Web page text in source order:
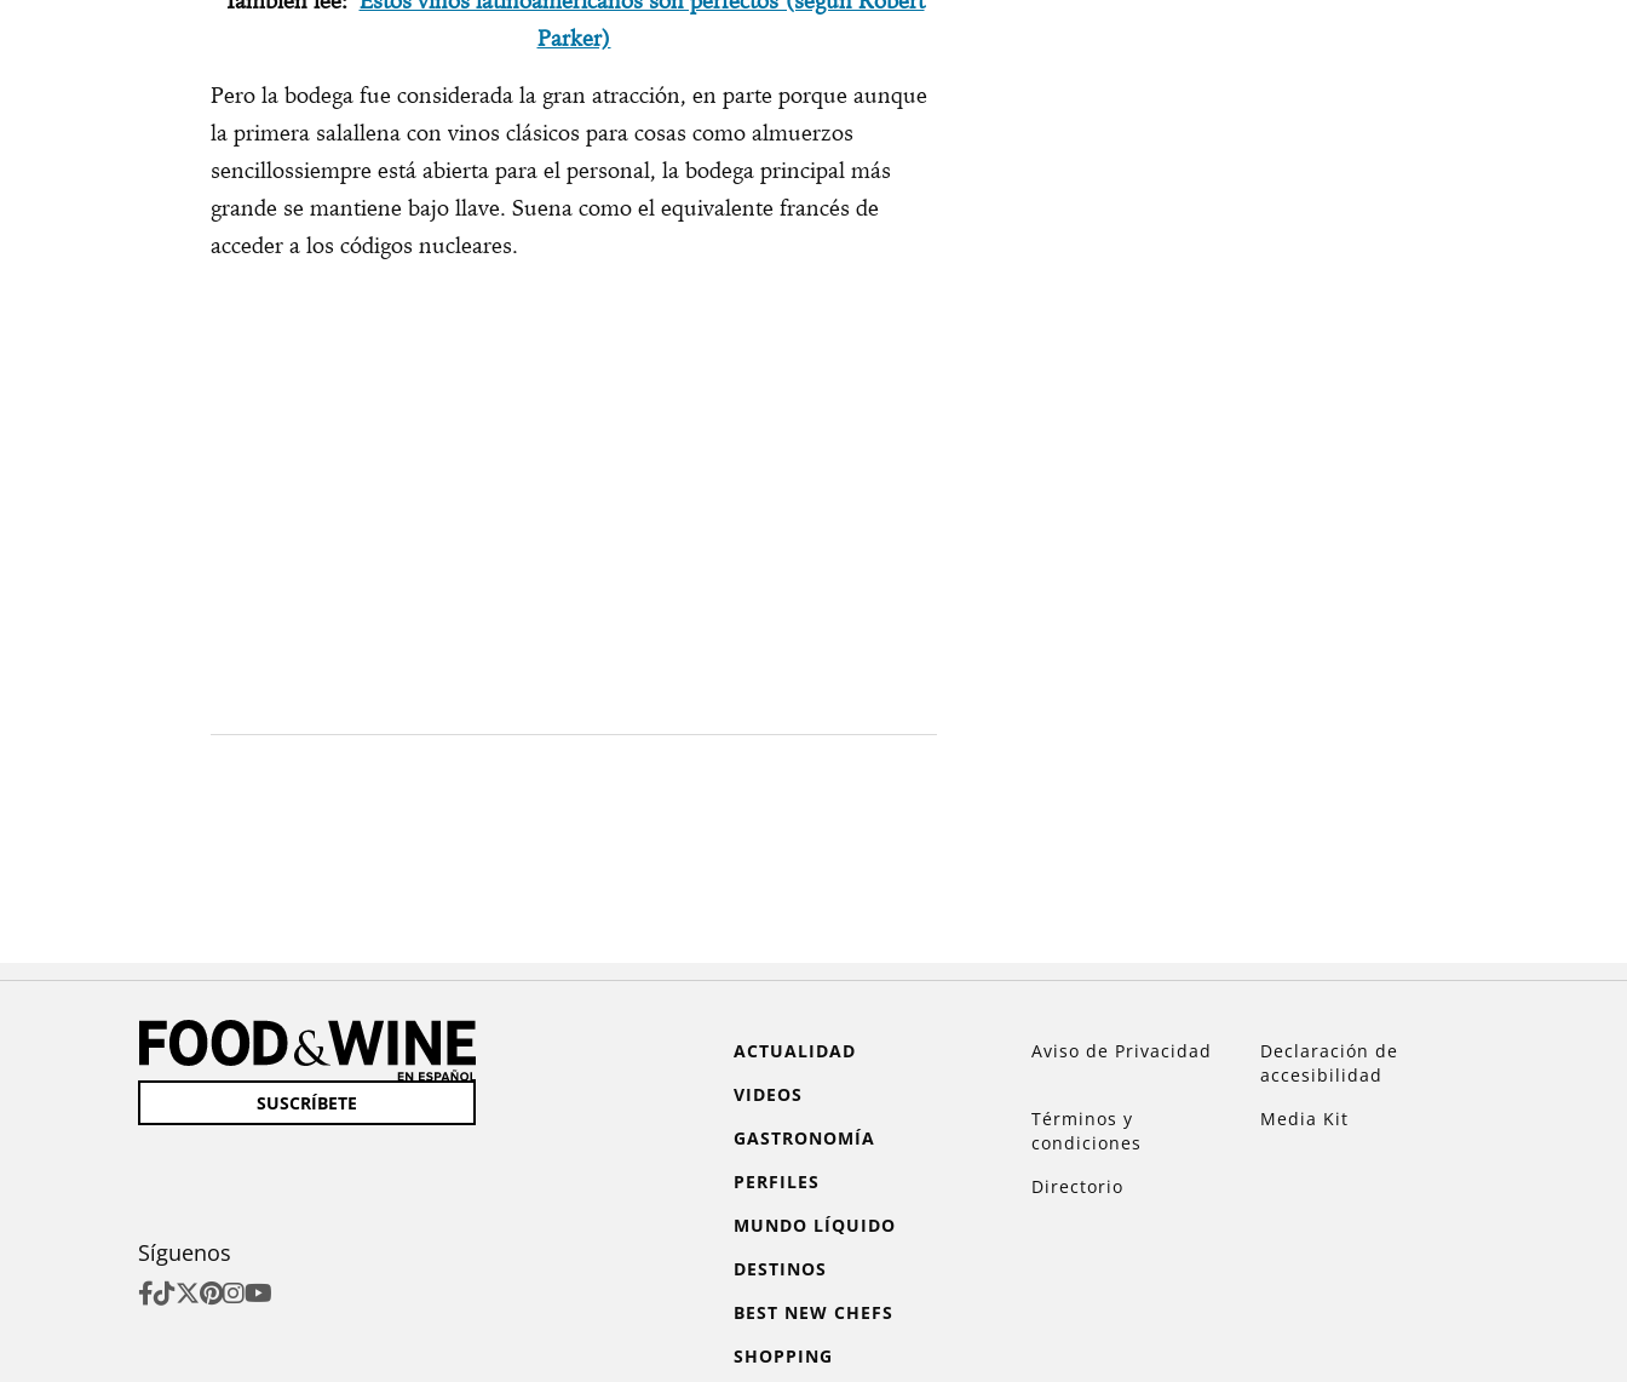
Parker)
Pero la bodega fue considerada la gran atracción, en parte porque aunque
la primera salallena con vinos clásicos para cosas como almuerzos
sencillossiempre está abierta para el personal, la bodega principal más
grande se mantiene bajo llave. Suena como el equivalente francés de
acceder a los códigos nucleares.
SUSCRÍBETE
Síguenos
ACTUALIDAD
VIDEOS
GASTRONOMÍA
PERFILES
MUNDO LÍQUIDO
DESTINOS
BEST NEW CHEFS
SHOPPING
Aviso de Privacidad
Declaración de
accesibilidad
Términos y
condiciones
Media Kit
Directorio